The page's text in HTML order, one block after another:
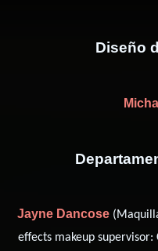
Diseño
Jayne Dancose
effects makeup supervisor: